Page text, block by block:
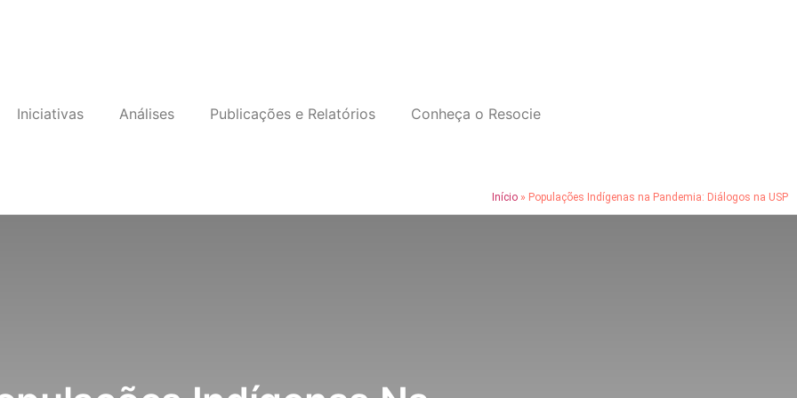
Iniciativas Análises Publicações e Relatórios Conheça o Resocie
Início» Populações Indígenas na Pandemia: Diálogos na USP